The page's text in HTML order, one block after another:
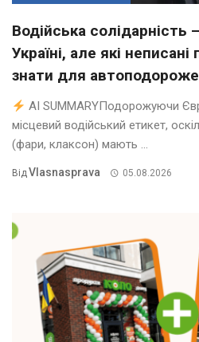
Водійська солідарність
Україні, але які
знати для
AI SUMMARYПодорожуючи
місцевий водійський етикет,
(фари, клаксон) мають ...
ВідVlasnasprava 05.08.2026